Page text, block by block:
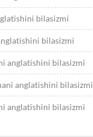
bilasizmi
bilasizmi
anglatishini bilasizmi
anglatishini bilasizmi
anglatishini bilasizmi